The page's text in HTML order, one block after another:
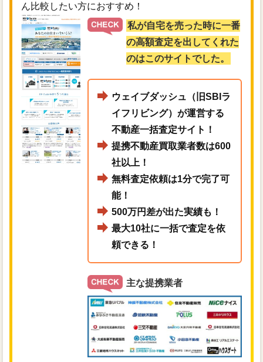
ん比較したい方におすすめ！
私が自宅を売った時に一番
の高額査定を出してくれた
のはこのサイトでした。
ウェイブダッシュ（旧SBIラ
イフリビング）が運営する
不動産一括査定サイト！
提携不動産買取業者数は600
社以上！
無料査定依頼は1分で完了可
能！
500万円差が出た実績も！
最大10社に一括で査定を依
頼できる！
主な提携業者